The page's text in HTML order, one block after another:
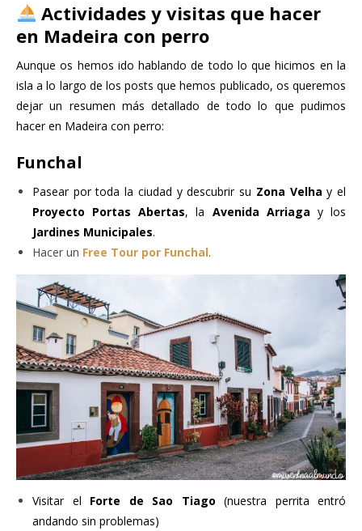
Actividades y visitas que hacer
en Madeira con perro
Aunque os hemos ido hablando de todo lo que hicimos en la
isla a lo largo de los posts que hemos publicado, os queremos
dejar un resumen más detallado de todo lo que pudimos
hacer en Madeira con perro:
Funchal
Pasear por toda la ciudad y descubrir su Zona Velha y el
Proyecto Portas Abertas, la Avenida Arriaga y los
Jardines Municipales.
Hacer un Free Tour por Funchal.
Visitar el Forte de Sao Tiago (nuestra perrita entró
andando sin problemas)